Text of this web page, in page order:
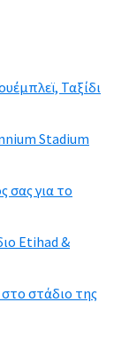
Ταξίδι
Stadium
σας για το
Etihad &
στάδιο της